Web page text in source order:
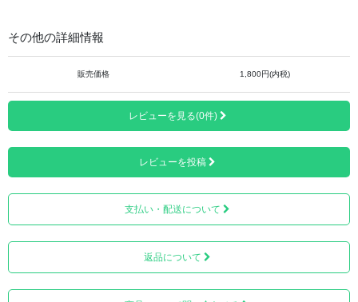
れる方も多いのです。
ける方が多いのですが御朱印帳のサイズと合わないため
に、大切な御朱印に折り曲げたり、カットしなければうま
く貼り付けることができないという状況に直面することが
あります。
そんな「書置きの御朱印を綺麗に保管したい！」というご
要望にお応えする、「置き朱印保存帳」です。
その他の詳細情報
販売価格 1,800円(内税)
レビューを見る(0件)
レビューを投稿
支払い・配送について
返品について